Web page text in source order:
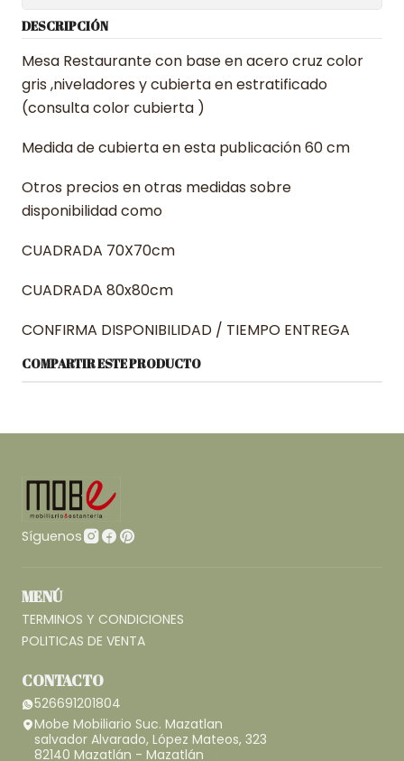
DESCRIPCIÓN
Mesa Restaurante con base en acero cruz color
gris ,niveladores y cubierta en estratificado
(consulta color cubierta )
Medida de cubierta en esta publicación 60 cm
Otros precios en otras medidas sobre
disponibilidad como
CUADRADA 70X70cm
CUADRADA 80x80cm
CONFIRMA DISPONIBILIDAD / TIEMPO ENTREGA
COMPARTIR ESTE PRODUCTO
Síguenos
MENÚ
TERMINOS Y CONDICIONES
POLITICAS DE VENTA
CONTACTO
526691201804
Mobe Mobiliario Suc. Mazatlan
salvador Alvarado, López Mateos, 323
82140 Mazatlán - Mazatlán